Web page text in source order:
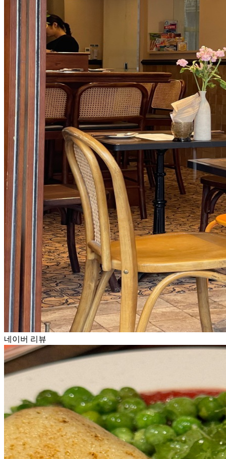
네이버 리뷰